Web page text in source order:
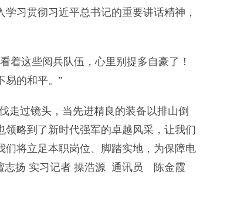
习贯彻习近平总书记的重要讲话精神，
这些阅兵队伍，心里别提多自豪了！
易的和平。”
过镜头，当先进精良的装备以排山倒
略到了新时代强军的卓越风采，让我们
将立足本职岗位、脚踏实地，为保障电
志扬 实习记者 操浩源 通讯员 陈金霞